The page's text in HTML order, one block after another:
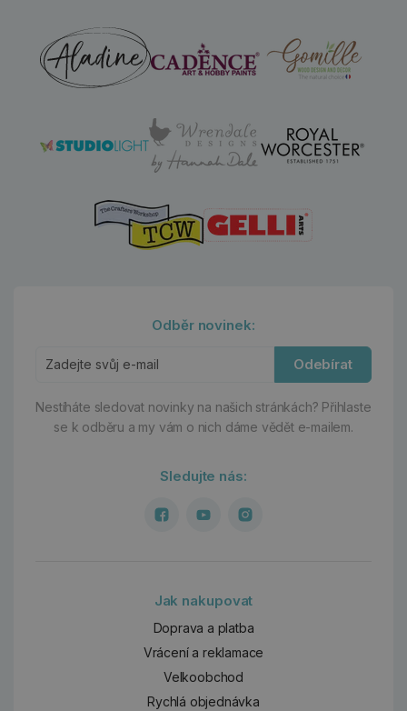
Odběr novinek:
Odebírat
Nestíháte sledovat novinky na našich stránkách? Přihlaste
se k odběru a my vám o nich dáme vědět e-mailem.
Sledujte nás:
Jak nakupovat
Doprava a platba
Vrácení a reklamace
Velkoobchod
Rychlá objednávka